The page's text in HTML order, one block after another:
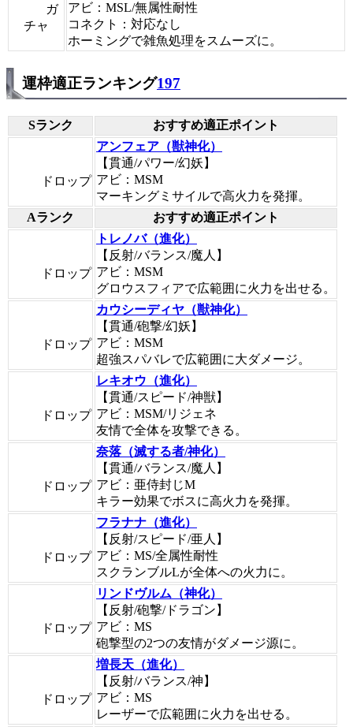
ガ
チャ
アビ：MSL/無属性耐性
コネクト：対応なし
ホーミングで雑魚処理をスムーズに。
運枠適正ランキング197
Sランク おすすめ適正ポイント
ドロップ
アンフェア（獣神化）
【貫通/パワー/幻妖】
アビ：MSM
マーキングミサイルで高火力を発揮。
Aランク
おすすめ適正ポイント
ドロップ
トレノバ（進化）
【反射/バランス/魔人】
アビ：MSM
グロウスフィアで広範囲に火力を出せる。
ドロップ
カウシーディヤ（獣神化）
【貫通/砲撃/幻妖】
アビ：MSM
超強スパバレで広範囲に大ダメージ。
ドロップ
レキオウ（進化）
【貫通/スピード/神獣】
アビ：MSM/リジェネ
友情で全体を攻撃できる。
ドロップ
奈落（滅する者/神化）
【貫通/バランス/魔人】
アビ：亜侍封じM
キラー効果でボスに高火力を発揮。
ドロップ
フラナナ（進化）
【反射/スピード/亜人】
アビ：MS/全属性耐性
スクランブルLが全体への火力に。
ドロップ
リンドヴルム（神化）
【反射/砲撃/ドラゴン】
アビ：MS
砲撃型の2つの友情がダメージ源に。
ドロップ
増長天（進化）
【反射/バランス/神】
アビ：MS
レーザーで広範囲に火力を出せる。